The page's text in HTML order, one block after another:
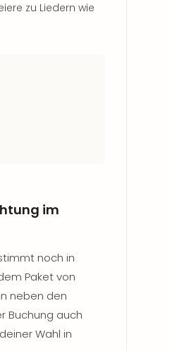
zu Liedern wie
im
noch in
Paket von
neben den
Buchung auch
deiner Wahl in